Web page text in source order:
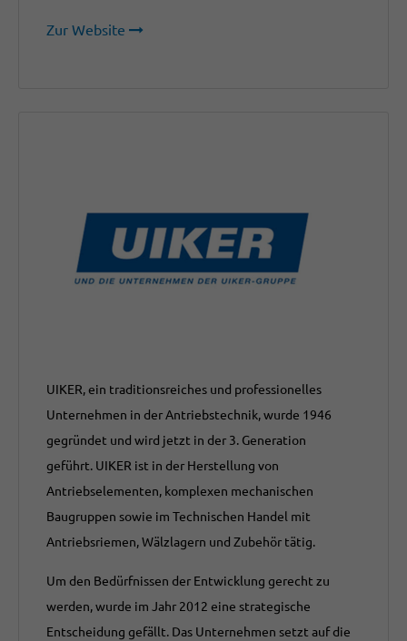
Zur Website
UIKER, ein traditionsreiches und professionelles
Unternehmen in der Antriebstechnik, wurde 1946
gegründet und wird jetzt in der 3. Generation
geführt. UIKER ist in der Herstellung von
Antriebselementen, komplexen mechanischen
Baugruppen sowie im Technischen Handel mit
Antriebsriemen, Wälzlagern und Zubehör tätig.
Um den Bedürfnissen der Entwicklung gerecht zu
werden, wurde im Jahr 2012 eine strategische
Entscheidung gefällt. Das Unternehmen setzt auf die